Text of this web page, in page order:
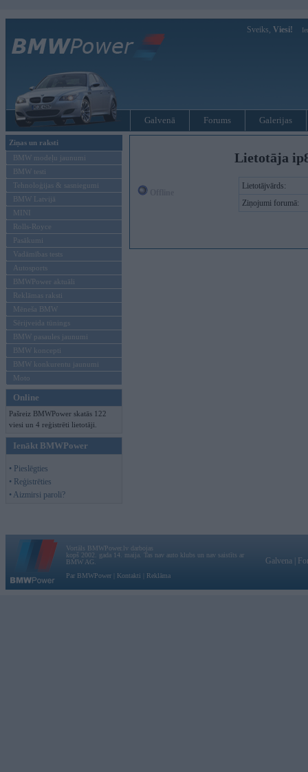
Sveiks, Viesi!
Galvenā Forums Galerijas
Ziņas un raksti
BMW modeļu jaunumi
BMW testi
Tehnoloģijas & sasniegumi
BMW Latvijā
MINI
Rolls-Royce
Pasākumi
Vadāmības tests
Autosports
BMWPower aktuāli
Reklāmas raksti
Mēneša BMW
Sērijveida tūnings
BMW pasaules jaunumi
BMW koncepti
BMW konkurentu jaunumi
Moto
Online
Pašreiz BMWPower skatās 122
viesi un 4 reģistrēti lietotāji.
Ienākt BMWPower
• Pieslēgties
• Reģistrēties
• Aizmirsi paroli?
Lietotāja
Lietotājvārds:
Ziņojumi forumā:
Vortāls BMWPower.lv darbojas
kopš 2002. gada 14. maija. Tas nav auto klubs un nav saistīts ar
BMW AG.
Par BMWPower
Kontakti Reklāma
Galvena